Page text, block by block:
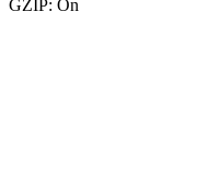
GZIP: On